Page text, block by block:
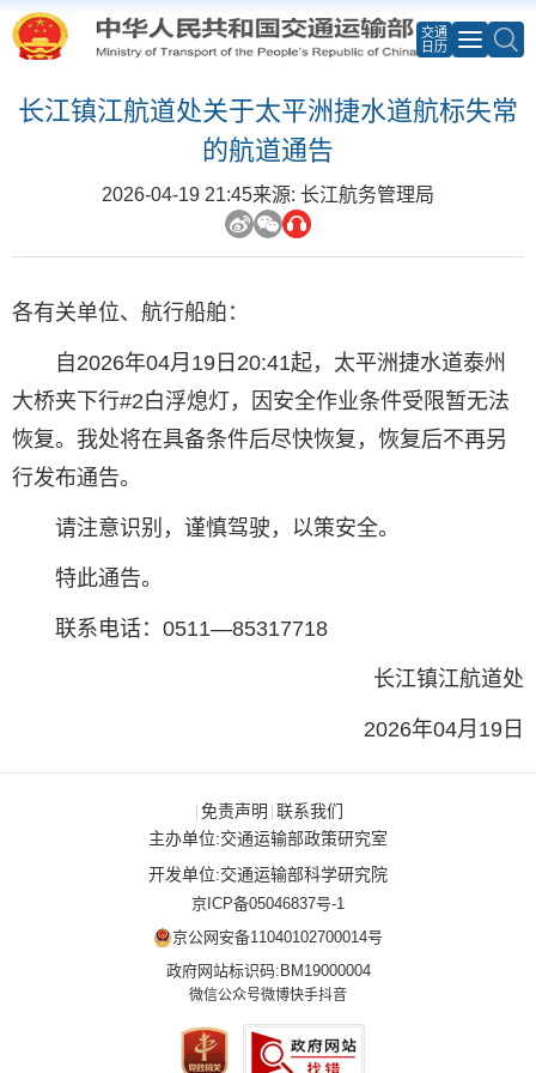
交通
日历
长江镇江航道处关于太平洲捷水道航标失常
的航道通告
2026-04-19 21:45来源: 长江航务管理局
各有关单位、航行船舶：
自2026年04月19日20:41起，太平洲捷水道泰州
大桥夹下行#2白浮熄灯，因安全作业条件受限暂无法
恢复。我处将在具备条件后尽快恢复，恢复后不再另
行发布通告。
请注意识别，谨慎驾驶，以策安全。
特此通告。
联系电话：0511—85317718
长江镇江航道处
2026年04月19日
| 免责声明 | 联系我们
主办单位:交通运输部政策研究室
开发单位:交通运输部科学研究院
京ICP备05046837号-1
京公网安备11040102700014号
政府网站标识码:BM19000004
微信公众号微博快手抖音